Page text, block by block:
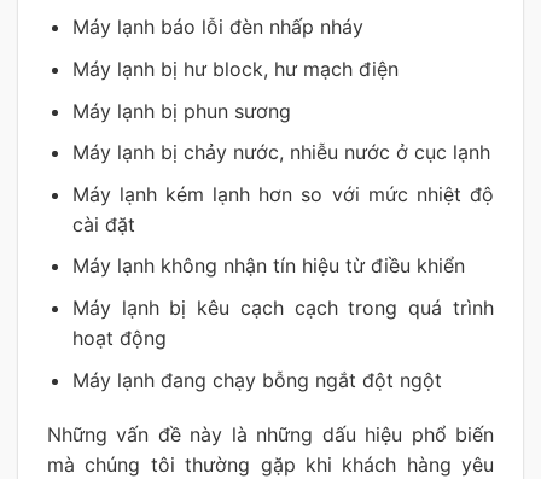
Máy lạnh báo lỗi đèn nhấp nháy
Máy lạnh bị hư block, hư mạch điện
Máy lạnh bị phun sương
Máy lạnh bị chảy nước, nhiễu nước ở cục lạnh
Máy lạnh kém lạnh hơn so với mức nhiệt độ
cài đặt
Máy lạnh không nhận tín hiệu từ điều khiển
Máy lạnh bị kêu cạch cạch trong quá trình
hoạt động
Máy lạnh đang chạy bỗng ngắt đột ngột
Những vấn đề này là những dấu hiệu phổ biến
mà chúng tôi thường gặp khi khách hàng yêu